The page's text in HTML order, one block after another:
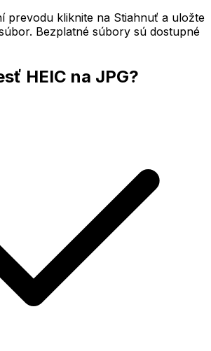
prevodu kliknite na Stiahnuť a uložte
Bezplatné súbory sú dostupné
HEIC na JPG?